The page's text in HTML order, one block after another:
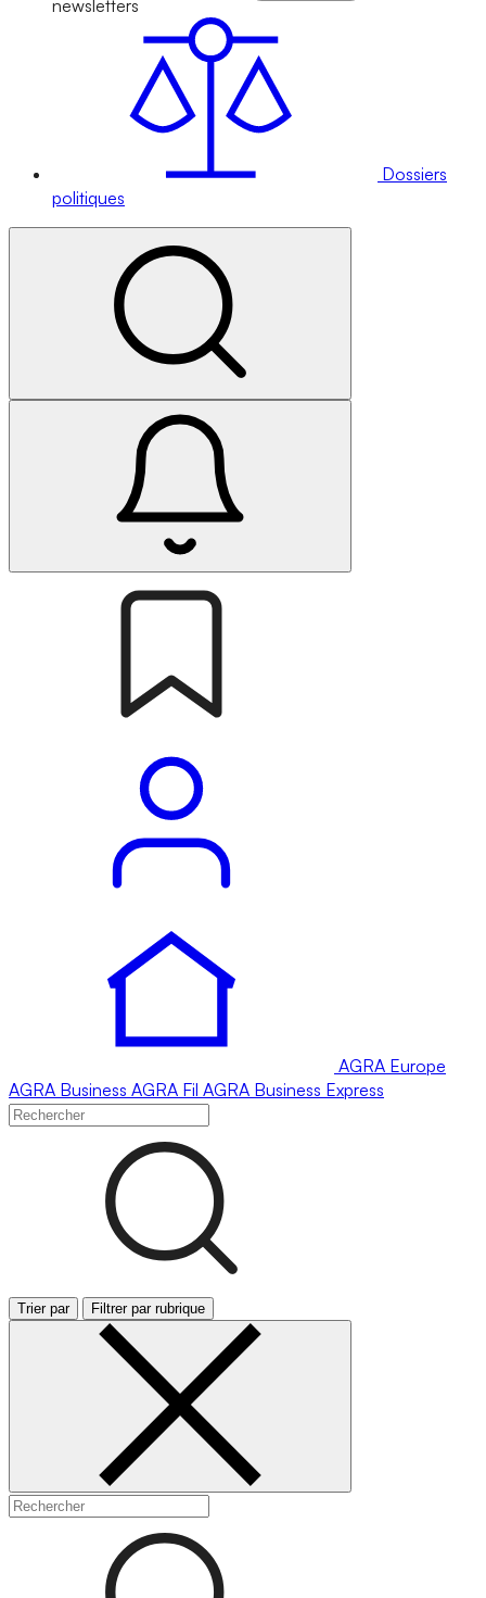
newsletters
Dossiers
politiques
AGRA Europe
AGRA Business AGRA Fil AGRA Business Express
Trier par Filtrer par rubrique